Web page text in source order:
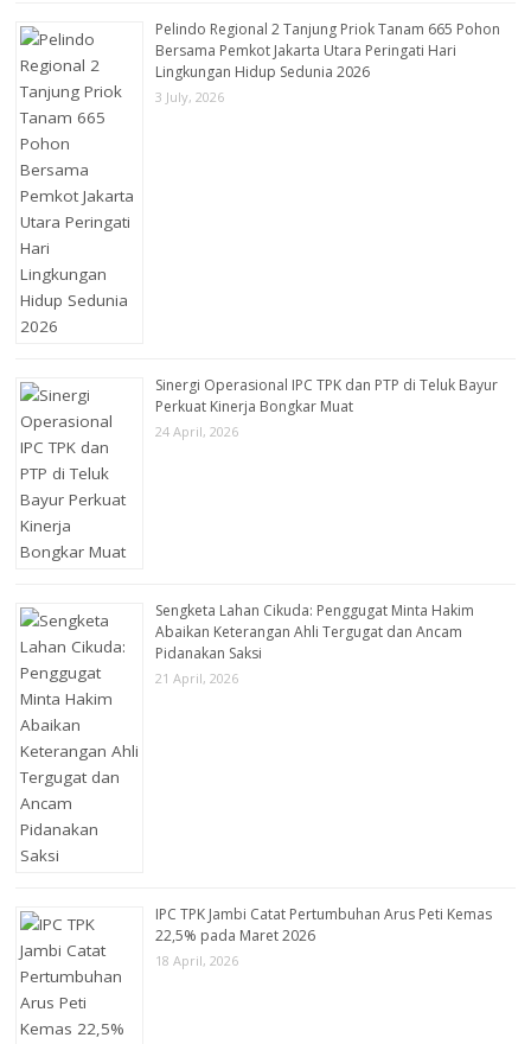
Pelindo Regional 2 Tanjung Priok Tanam 665 Pohon
Bersama Pemkot Jakarta Utara Peringati Hari
Lingkungan Hidup Sedunia 2026
3 July, 2026
Sinergi Operasional IPC TPK dan PTP di Teluk Bayur
Perkuat Kinerja Bongkar Muat
24 April, 2026
Sengketa Lahan Cikuda: Penggugat Minta Hakim
Abaikan Keterangan Ahli Tergugat dan Ancam
Pidanakan Saksi
21 April, 2026
IPC TPK Jambi Catat Pertumbuhan Arus Peti Kemas
22,5% pada Maret 2026
18 April, 2026